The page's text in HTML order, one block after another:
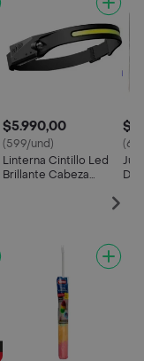
$5.990,00
(599/und)
Linterna Cintillo Led
Brillante Cabeza